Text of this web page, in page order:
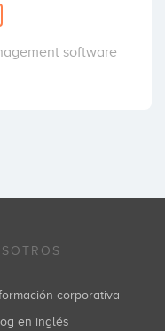
software
corporativa
en inglés